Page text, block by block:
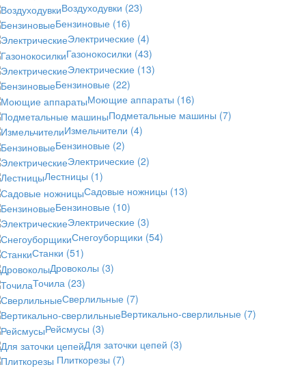
Воздуходувки (23)
Бензиновые (16)
Электрические (4)
Газонокосилки (43)
Электрические (13)
Бензиновые (22)
Моющие аппараты (16)
Подметальные машины (7)
Измельчители (4)
Бензиновые (2)
Электрические (2)
Лестницы (1)
Садовые ножницы (13)
Бензиновые (10)
Электрические (3)
Снегоуборщики (54)
Станки (51)
Дровоколы (3)
Точила (23)
Сверлильные (7)
Вертикально-сверлильные (7)
Рейсмусы (3)
Для заточки цепей (3)
Плиткорезы (7)